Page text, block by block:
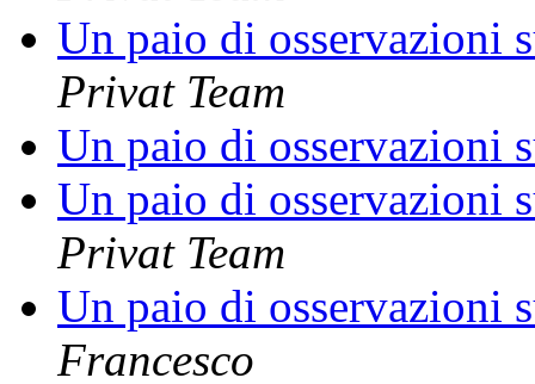
Un paio di osservazioni
Privat Team
Un paio di osservazioni
Un paio di osservazioni
Privat Team
Un paio di osservazioni
Francesco